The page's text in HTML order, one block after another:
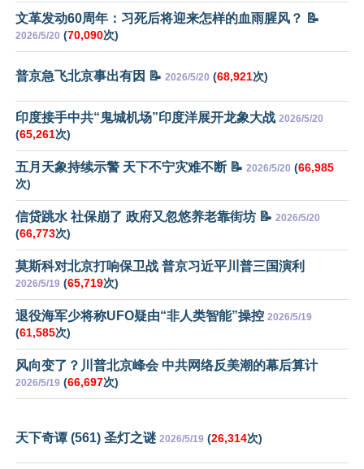
文革发动60周年：习死后将迎来怎样的血雨腥风？ 📝
2026/5/20 (70,090次)
普京急飞北京事出有因 📝 2026/5/20 (68,921次)
印度接手中共“鬼城机场”印度洋展开龙象大战 2026/5/20
(65,261次)
五月天象持续示警 天下不宁灾难不断 📝 2026/5/20 (66,985
次)
信贷跳水 社保崩了 政府又忽悠养老靠街坊 📝 2026/5/20
(66,773次)
莫斯科对北京打响保卫战 普京习近平川普三国演利
2026/5/19 (65,719次)
退役海军少将称UFO疑由“非人类智能”操控 2026/5/19
(61,585次)
风向变了？川普北京峰会 中共网络反美潮的幕后算计
2026/5/19 (66,697次)
天下奇谭 (561) 圣灯之谜 2026/5/19 (26,314次)